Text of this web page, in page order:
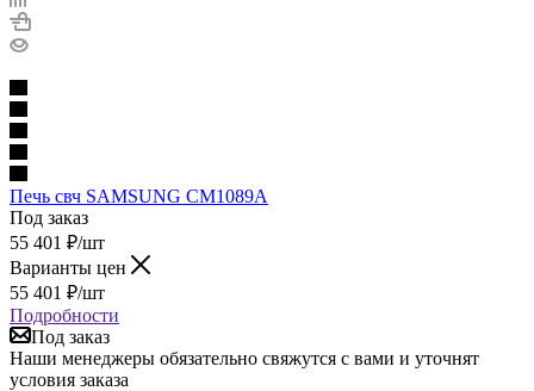
Печь свч SAMSUNG CM1089A
Под заказ
55 401 ₽/шт
Варианты цен
55 401 ₽/шт
Подробности
Под заказ
Наши менеджеры обязательно свяжутся с вами и уточнят
условия заказа